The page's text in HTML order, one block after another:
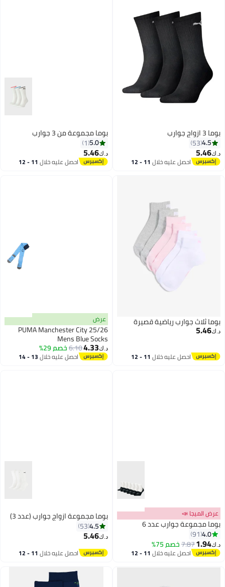
4
بوما 3 ازواج جوارب
4.5
53
د.ك‏5.46
احصل عليه خلال 11 - 12
بوما مجموعة من 3 جوارب
5.0
1
د.ك‏5.46
احصل عليه خلال 11 - 12
بوما ثلاث جوارب رياضية قصيرة
د.ك‏5.46
احصل عليه خلال 11 - 12
اغسطس
عرض
PUMA Manchester City 25/26
Mens Blue Socks
د.ك‏4.33
6.10خصم 29%
احصل عليه خلال 13 - 14
اغسطس
عرض الميجا 📣
بوما مجموعة جوارب عدد 6
4.0
91
د.ك‏1.94
7.87خصم 75%
احصل عليه خلال 11 - 12
4
بوما مجموعة ازواج جوارب (عدد 3)
4.5
53
د.ك‏5.46
احصل عليه خلال 11 - 12